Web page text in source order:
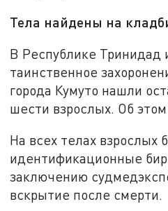
Тела найдены на
В Республике Тринидад
таинственное
города Кумуто нашли
шести взрослых. Об
На всех телах взрослых
идентификационные
заключению
вскрытие после смерти.